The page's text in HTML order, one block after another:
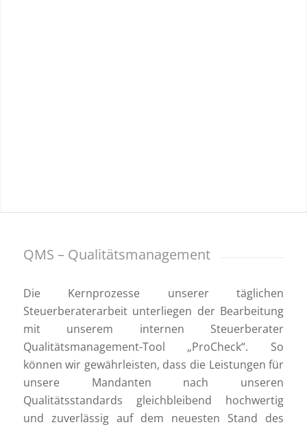
QMS – Qualitätsmanagement
Die Kernprozesse unserer täglichen
Steuerberaterarbeit unterliegen der Bearbeitung
mit unserem internen Steuerberater
Qualitätsmanagement-Tool „ProCheck“. So
können wir gewährleisten, dass die Leistungen für
unsere Mandanten nach unseren
Qualitätsstandards gleichbleibend hochwertig
und zuverlässig auf dem neuesten Stand des